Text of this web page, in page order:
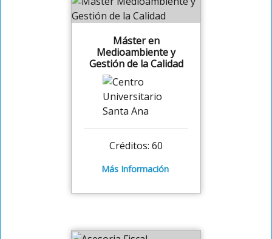
Máster en
Medioambiente y
Gestión de la Calidad
Créditos: 60
Más Información